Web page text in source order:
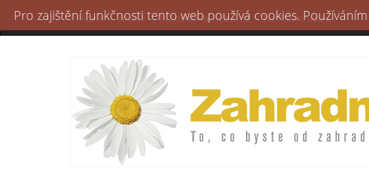
Hlavní Archív 3D tiskárna Rebel 2Z Kontaktní údaje
Pro zajištění funkčnosti tento web používá cookies.